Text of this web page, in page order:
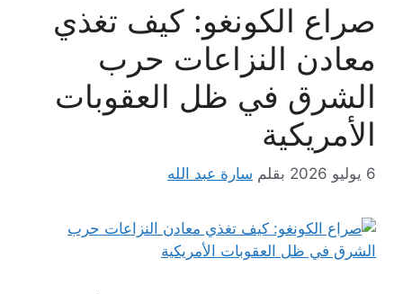
صراع الكونغو: كيف تغذي
معادن النزاعات حرب
الشرق في ظل العقوبات
الأمريكية
6 يوليو 2026 بقلم سارة عبد الله